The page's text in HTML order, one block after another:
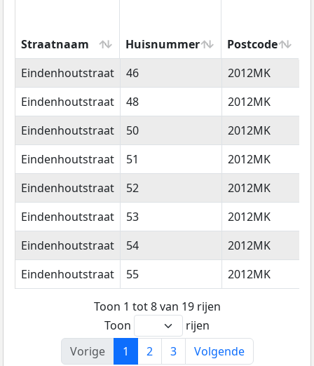
Straatnaam Huisnummer Postcode
Straatnaam
Huisnummer Postcode
Eindenhoutstraat 46 2012MK
Eindenhoutstraat
48 2012MK
Eindenhoutstraat
50 2012MK
Eindenhoutstraat
51 2012MK
Eindenhoutstraat
52 2012MK
Eindenhoutstraat
53 2012MK
Eindenhoutstraat
54 2012MK
Eindenhoutstraat
55 2012MK
Toon 1 tot 8 van 19 rijen
Toon
rijen
Vorige
1 2 3 Volgende